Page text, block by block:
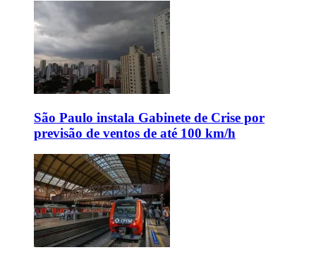
São Paulo instala Gabinete de Crise por
previsão de ventos de até 100 km/h